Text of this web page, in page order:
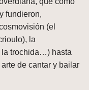
fundieron,
(el
la
la trochida…) hasta
de cantar y bailar